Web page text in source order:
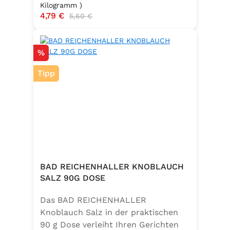
Kilogramm )
Verkaufspreis:
4,79 € Regulärer Preis:
5,60 €
Rabatt
%
Tipp
BAD REICHENHALLER KNOBLAUCH
SALZ 90G DOSE
Das BAD REICHENHALLER
Knoblauch Salz in der praktischen
90 g Dose verleiht Ihren Gerichten